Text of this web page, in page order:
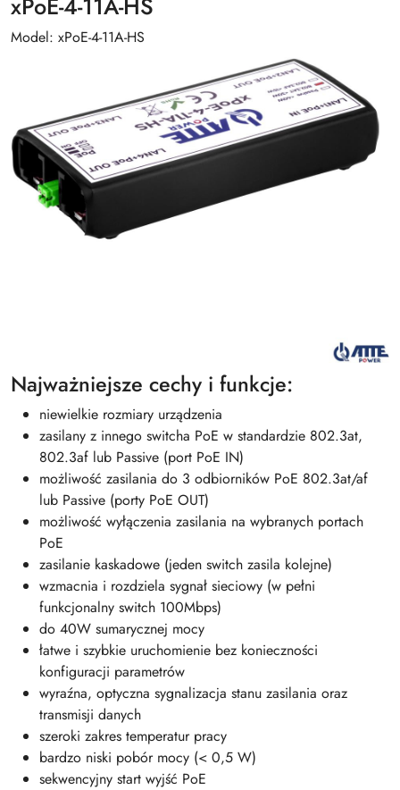
Model: xPoE-4-11A-HS
Najważniejsze cechy i funkcje:
niewielkie rozmiary urządzenia
zasilany z innego switcha PoE w standardzie 802.3at,
802.3af lub Passive (port PoE IN)
możliwość zasilania do 3 odbiorników PoE 802.3at/af
lub Passive (porty PoE OUT)
możliwość wyłączenia zasilania na wybranych portach
PoE
zasilanie kaskadowe (jeden switch zasila kolejne)
wzmacnia i rozdziela sygnał sieciowy (w pełni
funkcjonalny switch 100Mbps)
do 40W sumarycznej mocy
łatwe i szybkie uruchomienie bez konieczności
konfiguracji parametrów
wyraźna, optyczna sygnalizacja stanu zasilania oraz
transmisji danych
szeroki zakres temperatur pracy
bardzo niski pobór mocy (< 0,5 W)
sekwencyjny start wyjść PoE